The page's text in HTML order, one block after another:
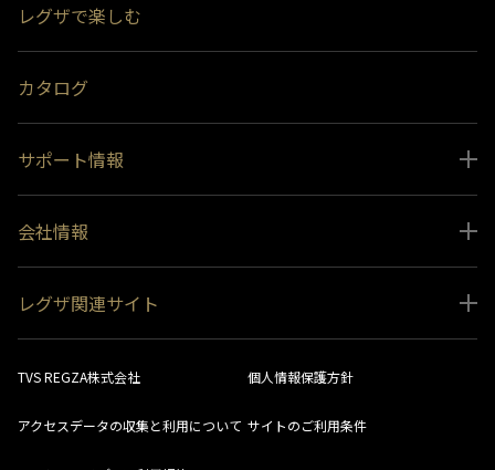
受賞履歴
レグザで楽しむ
カタログ
サポート情報
取扱説明書ダウンロード
インフォメーション 一覧
生産終了商品一覧
ソフトウェアダウンロード情報
会社情報
ニュース
会社概要
レグザ関連サイト
レグザ オンラインストア
レグザ メンバーズ
法人向けサイト
TVS REGZA株式会社 個人情報保護方針
アクセスデータの収集と利用について サイトのご利用条件